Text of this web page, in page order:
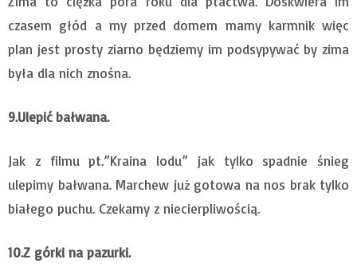
czasem głód a my przed domem mamy karmnik więc
plan jest prosty ziarno będziemy im podsypywać by zima
była dla nich znośna.
9.Ulepić bałwana.
Jak z filmu pt.”Kraina lodu” jak tylko spadnie śnieg
ulepimy bałwana. Marchew już gotowa na nos brak tylko
białego puchu. Czekamy z niecierpliwością.
10.Z górki na pazurki.